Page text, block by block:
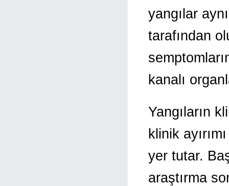
yangılar
tarafından
kanalı
Yangıların
klinik
yer tutar.
araştırma